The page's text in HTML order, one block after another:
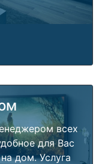
всех
для Вас
дом. Услуга